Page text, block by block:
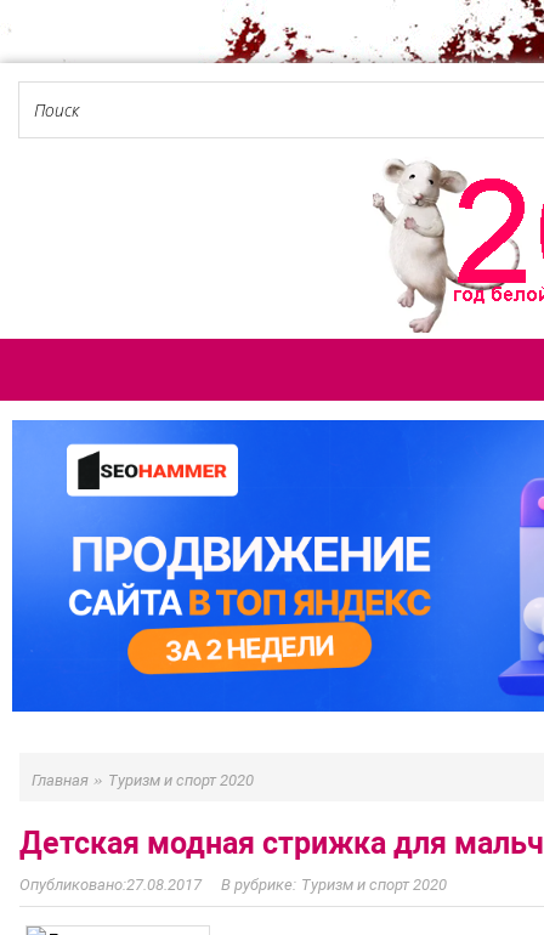
Главная » Туризм и спорт 2020
Детская модная стрижка для
27.08.2017 Туризм и спорт 2020